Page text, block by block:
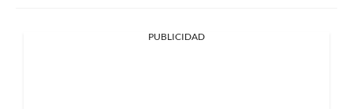
PUBLICIDAD